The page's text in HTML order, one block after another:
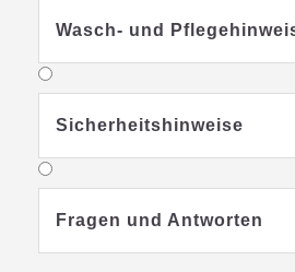
Wasch- und
Sicherheitshinweise
Fragen und Antworten